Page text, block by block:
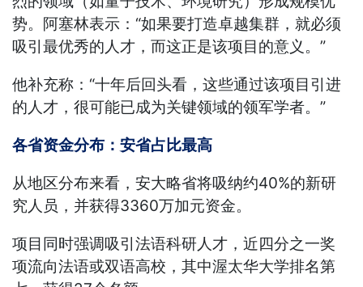
势。阿塞林表示：“如果要打造卓越集群，就必须
吸引最优秀的人才，而这正是该项目的意义。”
他补充称：“十年后回头看，这些通过该项目引进
的人才，很可能已成为关键领域的领军学者。”
各省资金分布：安省占比最高
从地区分布来看，安大略省将吸纳约40%的新研
究人员，并获得3360万加元资金。
项目同时强调吸引法语科研人才，近四分之一奖
项流向法语或双语高校，其中渥太华大学排名第